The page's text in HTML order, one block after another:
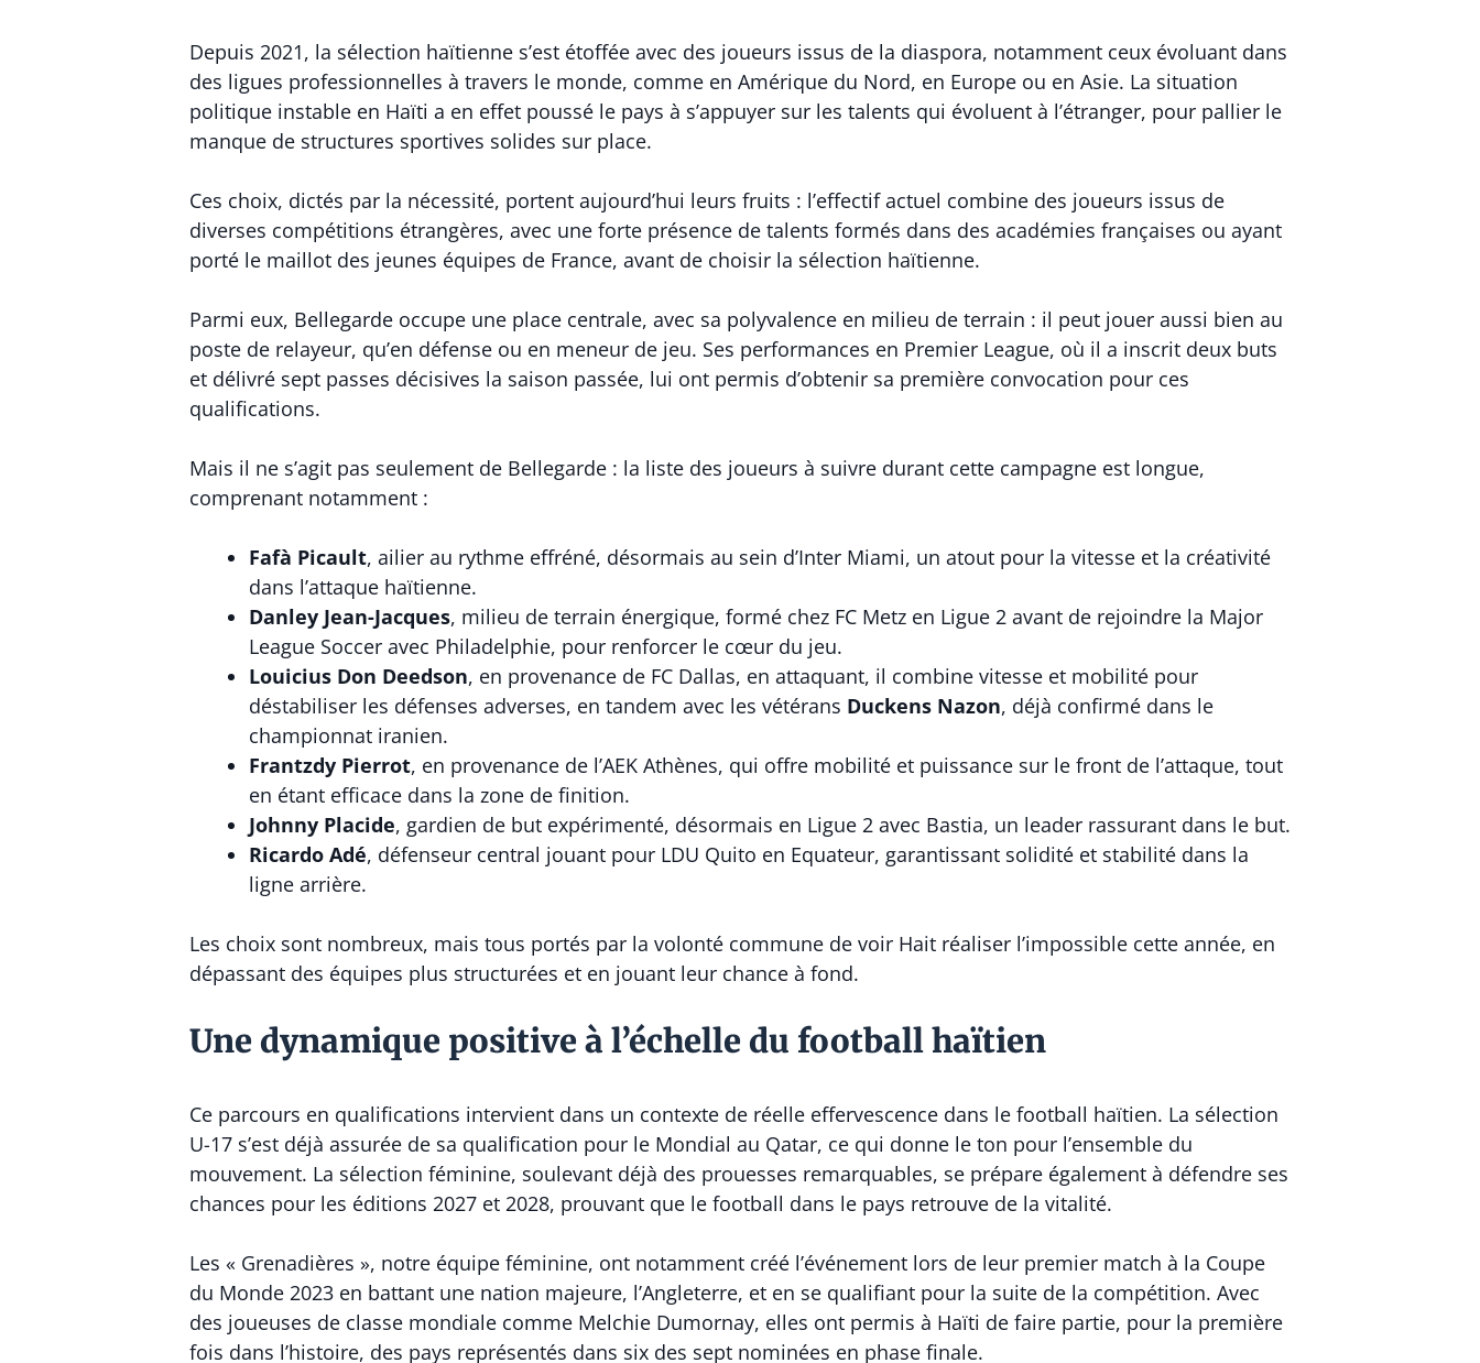
Depuis 2021, la sélection haïtienne s’est étoffée avec des joueurs issus de la diaspora, notamment ceux évoluant dans
des ligues professionnelles à travers le monde, comme en Amérique du Nord, en Europe ou en Asie. La situation
politique instable en Haïti a en effet poussé le pays à s’appuyer sur les talents qui évoluent à l’étranger, pour pallier le
manque de structures sportives solides sur place.
Ces choix, dictés par la nécessité, portent aujourd’hui leurs fruits : l’effectif actuel combine des joueurs issus de
diverses compétitions étrangères, avec une forte présence de talents formés dans des académies françaises ou ayant
porté le maillot des jeunes équipes de France, avant de choisir la sélection haïtienne.
Parmi eux, Bellegarde occupe une place centrale, avec sa polyvalence en milieu de terrain : il peut jouer aussi bien au
poste de relayeur, qu’en défense ou en meneur de jeu. Ses performances en Premier League, où il a inscrit deux buts
et délivré sept passes décisives la saison passée, lui ont permis d’obtenir sa première convocation pour ces
qualifications.
Mais il ne s’agit pas seulement de Bellegarde : la liste des joueurs à suivre durant cette campagne est longue,
comprenant notamment :
Fafà Picault, ailier au rythme effréné, désormais au sein d’Inter Miami, un atout pour la vitesse et la créativité
dans l’attaque haïtienne.
Danley Jean-Jacques, milieu de terrain énergique, formé chez FC Metz en Ligue 2 avant de rejoindre la Major
League Soccer avec Philadelphie, pour renforcer le cœur du jeu.
Louicius Don Deedson, en provenance de FC Dallas, en attaquant, il combine vitesse et mobilité pour
déstabiliser les défenses adverses, en tandem avec les vétérans Duckens Nazon, déjà confirmé dans le
championnat iranien.
Frantzdy Pierrot, en provenance de l’AEK Athènes, qui offre mobilité et puissance sur le front de l’attaque, tout
en étant efficace dans la zone de finition.
Johnny Placide, gardien de but expérimenté, désormais en Ligue 2 avec Bastia, un leader rassurant dans le but.
Ricardo Adé, défenseur central jouant pour LDU Quito en Equateur, garantissant solidité et stabilité dans la
ligne arrière.
Les choix sont nombreux, mais tous portés par la volonté commune de voir Hait réaliser l’impossible cette année, en
dépassant des équipes plus structurées et en jouant leur chance à fond.
Une dynamique positive à l’échelle du football haïtien
Ce parcours en qualifications intervient dans un contexte de réelle effervescence dans le football haïtien. La sélection
U-17 s’est déjà assurée de sa qualification pour le Mondial au Qatar, ce qui donne le ton pour l’ensemble du
mouvement. La sélection féminine, soulevant déjà des prouesses remarquables, se prépare également à défendre ses
chances pour les éditions 2027 et 2028, prouvant que le football dans le pays retrouve de la vitalité.
Les « Grenadières », notre équipe féminine, ont notamment créé l’événement lors de leur premier match à la Coupe
du Monde 2023 en battant une nation majeure, l’Angleterre, et en se qualifiant pour la suite de la compétition. Avec
des joueuses de classe mondiale comme Melchie Dumornay, elles ont permis à Haïti de faire partie, pour la première
fois dans l’histoire, des pays représentés dans six des sept nominées en phase finale.